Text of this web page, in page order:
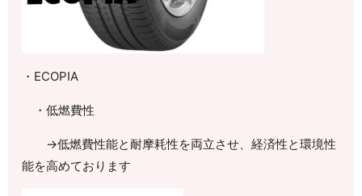
・ ECOPIA
・低燃費性
→低燃費性能と耐摩耗性を両立させ、経済性と環境性
能を高めております